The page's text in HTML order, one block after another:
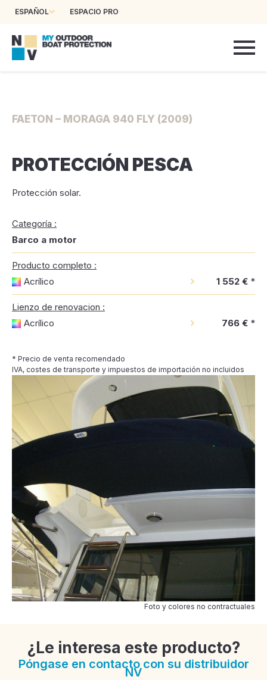
ESPAÑOL ESPACIO PRO
FAETON – MORAGA 940 FLY (2009)
PROTECCIÓN PESCA
Protección solar.
Categoría :
Barco a motor
Producto completo :
Acrílico
1 552 € *
Lienzo de renovacion :
Acrílico
766 € *
* Precio de venta recomendado
IVA, costes de transporte y impuestos de importación no incluidos
Foto y colores no contractuales
¿Le interesa este producto?
Póngase en contacto con su distribuidor
NV